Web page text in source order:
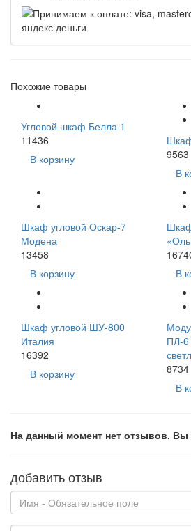
Похожие товары
Угловой шкаф Белла 1
11436
В корзину
9563
В
Шкаф угловой Оскар-7
Модена
13458
В корзину
В
Шкаф угловой ШУ-800
Италия
16392
В корзину
ПЛ-
8734
В
На данный момент нет отзывов.
добавить отзыв